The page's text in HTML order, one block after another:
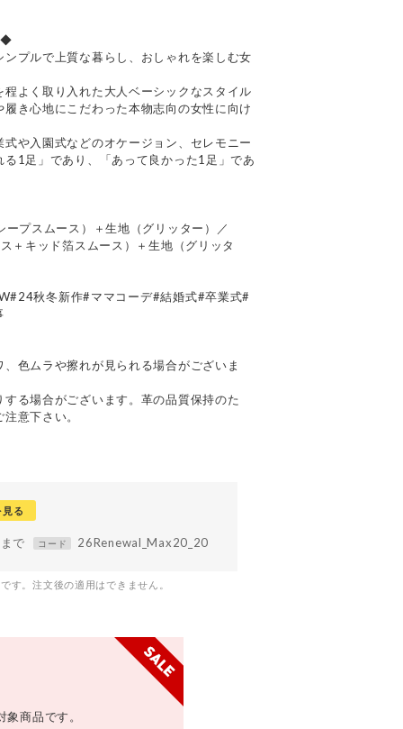
◆
プルで上質な暮らし、おしゃれを楽しむ女
よく取り入れた大人ベーシックなスタイル
き心地にこだわった本物志向の女性に向け
や入園式などのオケージョン、セレモニー
1足」であり、「あって良かった1足」であ
プスムース）＋生地（グリッター）／
＋キッド箔スムース）＋生地（グリッタ
秋冬新作#ママコーデ#結婚式#卒業式#
色ムラや擦れが見られる場合がございま
る場合がございます。革の品質保持のた
意下さい。
る
で コード 26Renewal_Max20_20
す。注文後の適用はできません。
商品です。